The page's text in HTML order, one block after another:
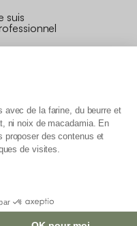
de la farine, du beurre et
ni noix de macadamia. En
proposer des contenus et
de visites.
suis
de vente
de fidélité
vente Pro